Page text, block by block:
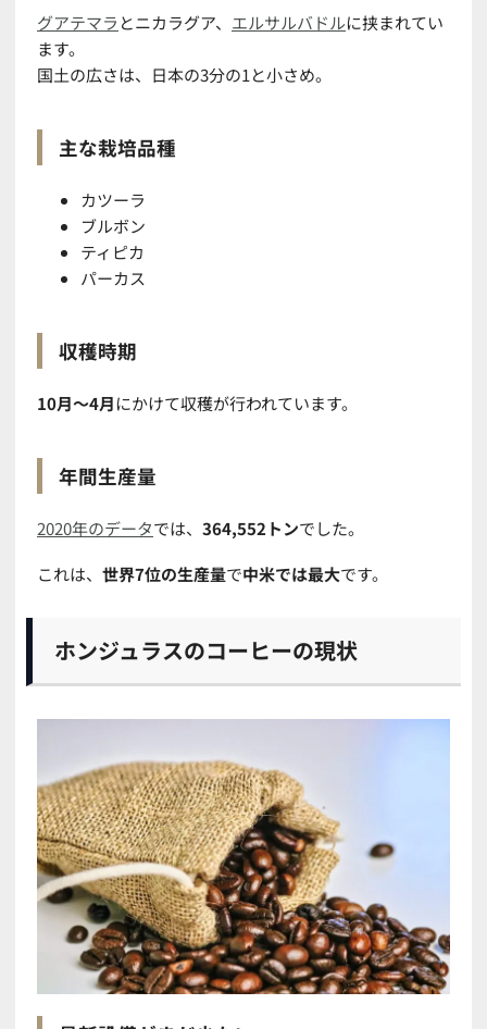
グアテマラ とニカラグア、 エルサルバドルに挟まれてい
ます。
国土の広さは、日本の3分の1と小さめ。
主な栽培品種
カツーラ
ブルボン
ティピカ
パーカス
収穫時期
10月～4月にかけて収穫が行われています。
年間生産量
2020年のデータでは、 364,552トンでした。
これは、 世界7位の生産量で中米では最大です。
ホンジュラスのコーヒーの現状